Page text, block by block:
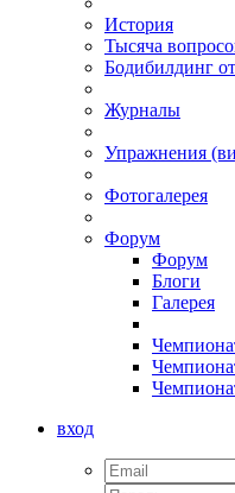
История
Тысяча
Бодибилдинг
Журналы
Упражнения
Фотогалерея
Форум
Форум
Блоги
Галерея
вход